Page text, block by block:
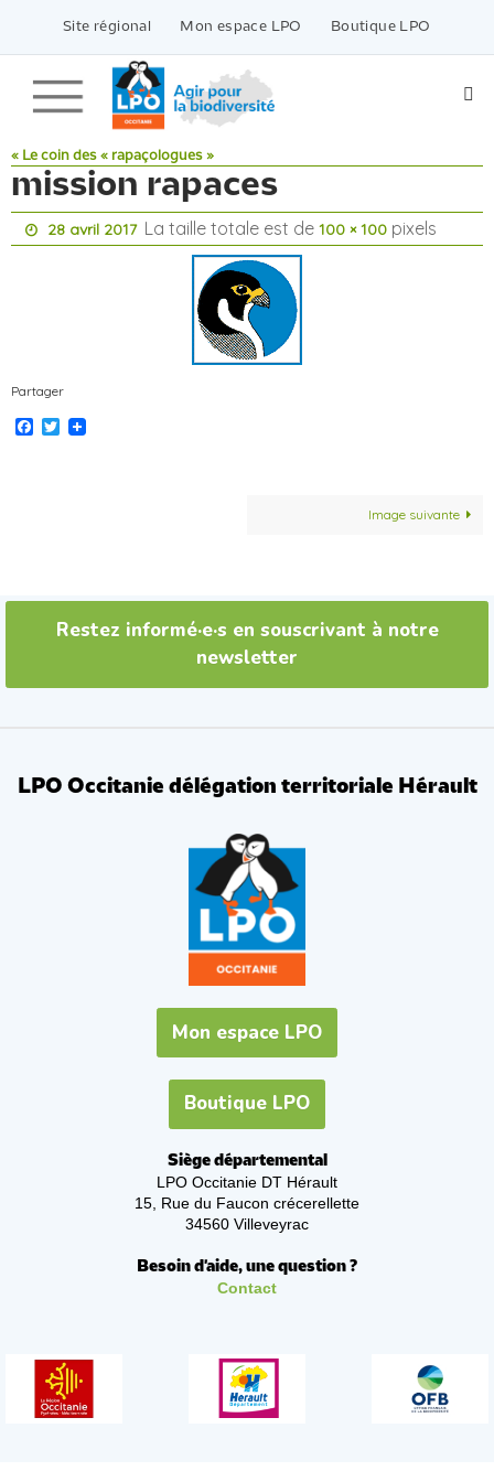
contenu
Site régional Mon espace LPO Boutique LPO
« Le coin des « rapaçologues »
mission rapaces
28 avril 2017 La taille totale est de100 × 100 pixels
Partager
Facebook
Twitter
Image suivante
Restez informé·e·s en souscrivant à notre
newsletter
LPO Occitanie délégation territoriale Hérault
Mon espace LPO
Boutique LPO
Siège départemental
LPO Occitanie DT Hérault
15, Rue du Faucon crécerellette
34560 Villeveyrac
Besoin d'aide, une question ?
Contact